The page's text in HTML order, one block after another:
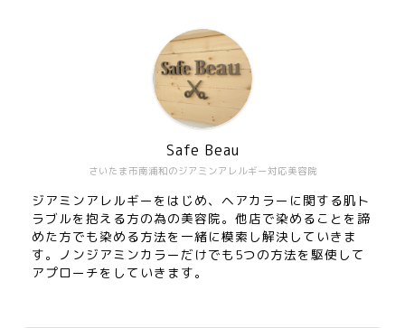
さいたま市南浦和のジアミンアレルギー対応美容院
Safe Beau
ジアミンアレルギーをはじめ、ヘアカラーに関する肌ト
ラブルを抱える方の為の美容院。他店で染めることを諦
めた方でも染める方法を一緒に模索し解決していきま
す。ノンジアミンカラーだけでも5つの方法を駆使して
アプローチをしていきます。